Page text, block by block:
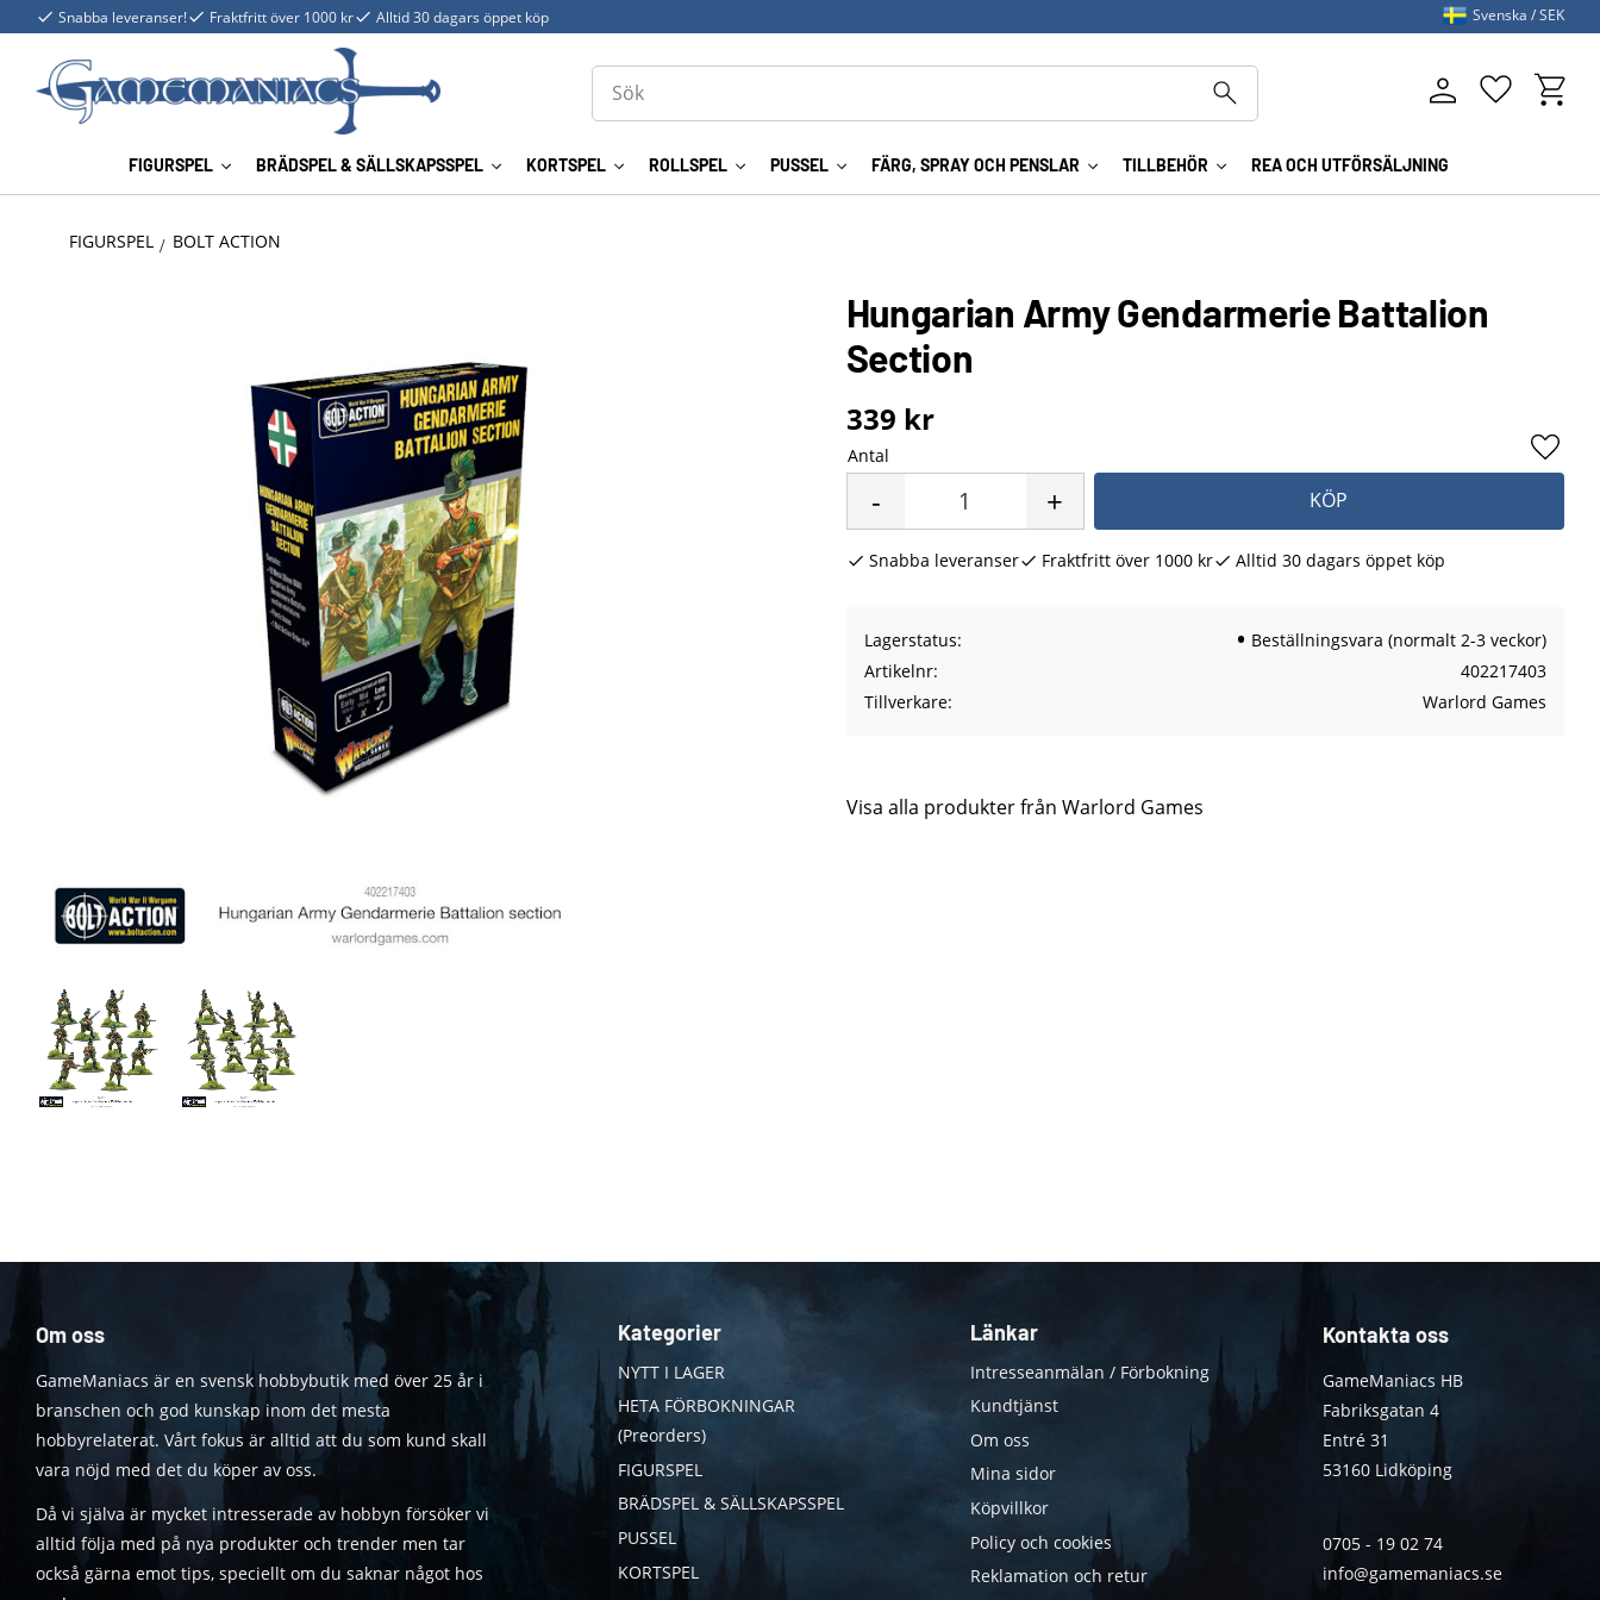
Snabba leveranser! Fraktfritt över 1000 kr Alltid 30 dagars öppet köp
FIGURSPEL BRÄDSPEL & SÄLLSKAPSSPEL KORTSPEL ROLLSPEL PUSSEL FÄRG, SPRAY OCH PENSLAR TILLBEHÖR REA OCH UTFÖRSÄLJNING
Favoriter
Svenska SEK
FIGURSPEL BOLT ACTION
Hungarian Army Gendarmerie Battalion
Section
339 kr
Antal
+
- KÖP
Lägg
Snabba leveranser Fraktfritt över 1000 kr Alltid 30 dagars öppet köp
Lagerstatus
Beställningsvara (normalt 2-3 veckor)
Artikelnr
402217403
Tillverkare
Warlord Games
Visa alla produkter från Warlord Games
Om oss
GameManiacs är en svensk hobbybutik med över 25 år i
branschen och god kunskap inom det mesta
hobbyrelaterat. Vårt fokus är alltid att du som kund skall
vara nöjd med det du köper av oss.
Då vi själva är mycket intresserade av hobbyn försöker vi
alltid följa med på nya produkter och trender men tar
också gärna emot tips, speciellt om du saknar något hos
Kategorier
NYTT I LAGER
HETA FÖRBOKNINGAR
(Preorders)
FIGURSPEL
BRÄDSPEL & SÄLLSKAPSSPEL
PUSSEL
KORTSPEL
Länkar
Intresseanmälan / Förbokning
Kundtjänst
Om oss
Mina sidor
Köpvillkor
Policy och cookies
Reklamation och retur
Kontakta oss
GameManiacs HB
Fabriksgatan 4
Entré 31
53160 Lidköping
0705 - 19 02 74
info@gamemaniacs.se